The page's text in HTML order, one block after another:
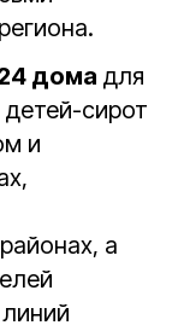
дома для
детей-сирот
и
а